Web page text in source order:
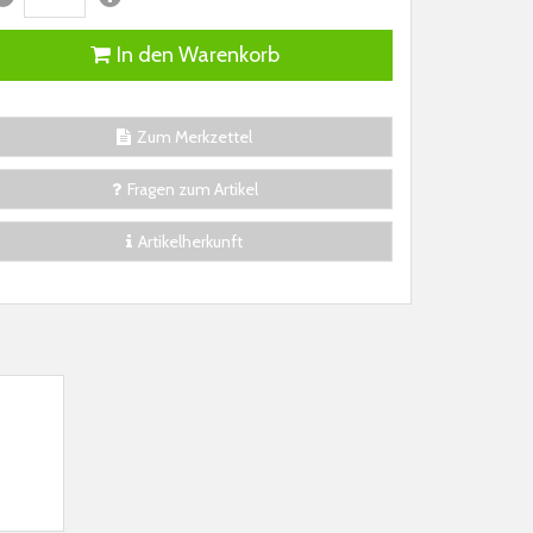
In den Warenkorb
Zum Merkzettel
Fragen zum Artikel
Artikelherkunft